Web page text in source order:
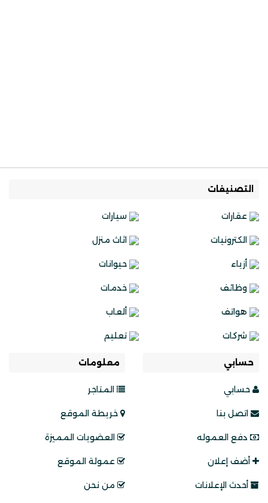
التصنيفات
عقارات سيارات
الكترونيات اثاث منزل
أزياء حيوانات
وظائف خدمات
هواتف ألعاب
شركات تعليم
حسابي
حسابي
اتصل بنا
دفع العموله
أضف إعلان
أحدث الإعلانات
معلومات
المتاجر
خريطة الموقع
العضويات المميزة
عمولة الموقع
من نحن